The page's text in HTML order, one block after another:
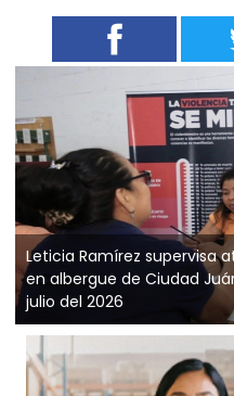
Leticia Ramírez supervisa
en albergue de Ciudad
julio del 2026